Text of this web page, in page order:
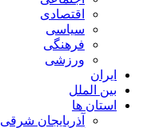
اقتصادی
سیاسی
فرهنگی
ورزشی
ایران
بین الملل
استان ها
آذربایجان شرقی